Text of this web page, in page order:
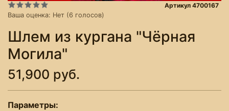
Ваша оценка: Нет (6 голосов)
Артикул 4700167
Шлем из кургана "Чёрная
Могила"
51,900 руб.
Параметры: